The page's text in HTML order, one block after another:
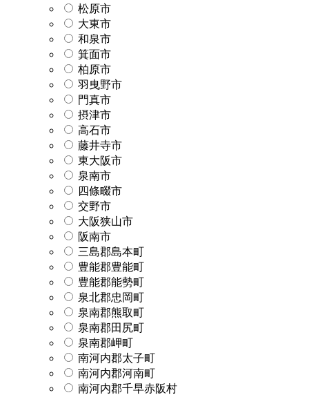
松原市
大東市
和泉市
箕面市
柏原市
羽曳野市
門真市
摂津市
高石市
藤井寺市
東大阪市
泉南市
四條畷市
交野市
大阪狭山市
阪南市
三島郡島本町
豊能郡豊能町
豊能郡能勢町
泉北郡忠岡町
泉南郡熊取町
泉南郡田尻町
泉南郡岬町
南河内郡太子町
南河内郡河南町
南河内郡千早赤阪村